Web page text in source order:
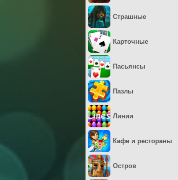
Страшные
Карточные
Пасьянсы
Пазлы
Линии
Кафе и рестораны
Остров